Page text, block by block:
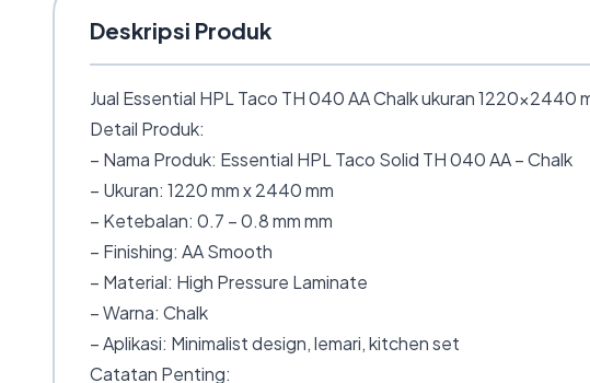
Deskripsi Produk
Jual Essential HPL Taco TH 040 AA Chalk ukuran
Detail Produk:
– Nama Produk: Essential HPL Taco Solid TH 040 AA – Chalk
– Ukuran: 1220 mm x 2440 mm
– Ketebalan: 0.7 – 0.8 mm mm
– Finishing: AA Smooth
– Material: High Pressure Laminate
– Warna: Chalk
– Aplikasi: Minimalist design, lemari, kitchen set
Catatan Penting: